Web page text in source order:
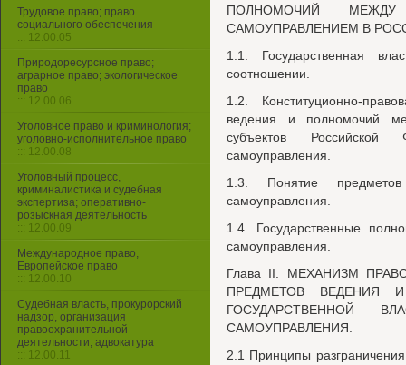
ПОЛНОМОЧИЙ
САМОУПРАВЛЕНИЕМ В
1.1. Государственная
соотношении.
1.2. Конституционно-
ведения и полномочий
субъектов
самоуправления.
1.3. Понятие
самоуправления.
1.4. Государственные
самоуправления.
Глава II. МЕХАНИЗМ
ПРЕДМЕТОВ ВЕДЕНИЯ
ГОСУДАРСТВЕННОЙ
САМОУПРАВЛЕНИЯ.
2.1 Принципы
Трудовое право; право
социального обеспечения
::: 12.00.05
Природоресурсное право;
аграрное право; экологическое
право
::: 12.00.06
Уголовное право и криминология;
уголовно-исполнительное право
::: 12.00.08
Уголовный процесс,
криминалистика и судебная
экспертиза; оперативно-
розыскная деятельность
::: 12.00.09
Международное право,
Европейское право
::: 12.00.10
Судебная власть, прокурорский
надзор, организация
правоохранительной
деятельности, адвокатура
::: 12.00.11